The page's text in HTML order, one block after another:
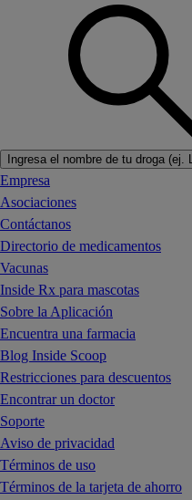
Ingresa el nombre de tu droga (ej.
Empresa
Asociaciones
Contáctanos
Directorio de medicamentos
Vacunas
Inside Rx para mascotas
Sobre la Aplicación
Encuentra una farmacia
Blog Inside Scoop
Restricciones para descuentos
Encontrar un doctor
Soporte
Aviso de privacidad
Términos de uso
Términos de la tarjeta de ahorro